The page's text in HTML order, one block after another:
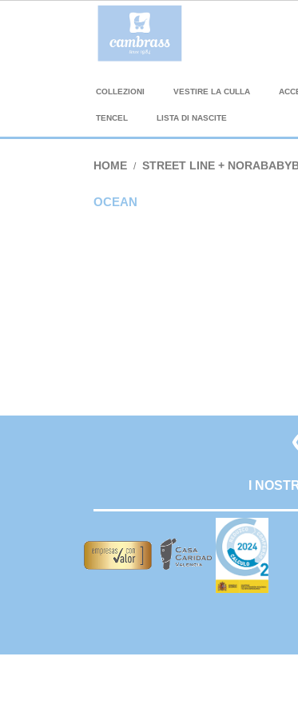
COLLEZIONI VESTIRE LA CULLA
TENCEL LISTA DI NASCITE
HOME STREET LINE +
OCEAN
I